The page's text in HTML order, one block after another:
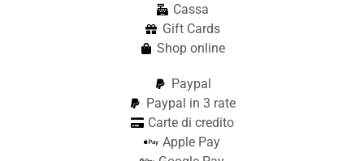
Cassa
Gift Cards
Shop online
Paypal
Paypal in 3 rate
Carte di credito
Apple Pay